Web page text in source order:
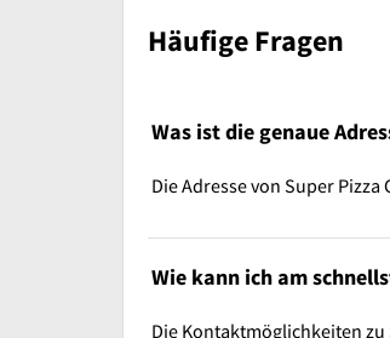
Häufige Fragen
Was ist die genaue
Die Adresse von Super
Wie kann ich am
Die Kontaktmöglichkeiten zu